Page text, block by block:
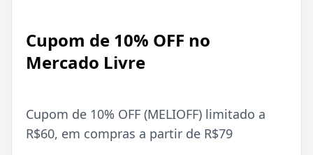
Cupom de 10% OFF no
Mercado Livre
Cupom de 10% OFF (MELIOFF) limitado a
R$60, em compras a partir de R$79